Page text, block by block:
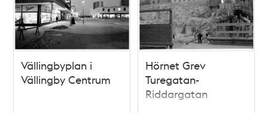
Vällingbyplan i
Vällingby Centrum
Hörnet Grev
Turegatan-
Riddargatan